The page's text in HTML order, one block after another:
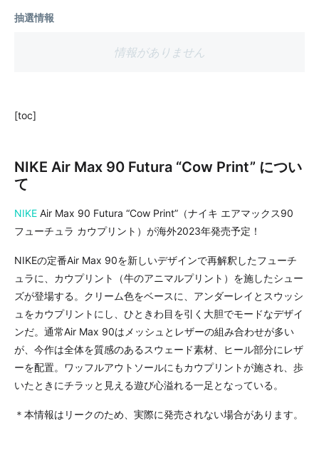
抽選情報
情報がありません
[toc]
NIKE Air Max 90 Futura “Cow Print” につい
て
NIKE Air Max 90 Futura “Cow Print”（ナイキ エアマックス90
フューチュラ カウプリント）が海外2023年発売予定！
NIKEの定番Air Max 90を新しいデザインで再解釈したフューチ
ュラに、カウプリント（牛のアニマルプリント）を施したシュー
ズが登場する。クリーム色をベースに、アンダーレイとスウッシ
ュをカウプリントにし、ひときわ目を引く大胆でモードなデザイ
ンだ。通常Air Max 90はメッシュとレザーの組み合わせが多い
が、今作は全体を質感のあるスウェード素材、ヒール部分にレザ
ーを配置。ワッフルアウトソールにもカウプリントが施され、歩
いたときにチラッと見える遊び心溢れる一足となっている。
＊本情報はリークのため、実際に発売されない場合があります。